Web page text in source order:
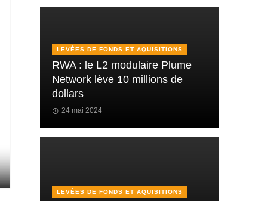
LEVÉES DE FONDS ET AQUISITIONS
RWA : le L2 modulaire Plume
Network lève 10 millions de
dollars
24 mai 2024
LEVÉES DE FONDS ET AQUISITIONS